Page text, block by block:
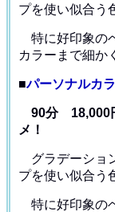
プを使い似合う
特に好印象の
カラー まで細か
■パーソナルカ
90分 18,000
メ！
グラデーショ
プを使い似合う
特に好印象の